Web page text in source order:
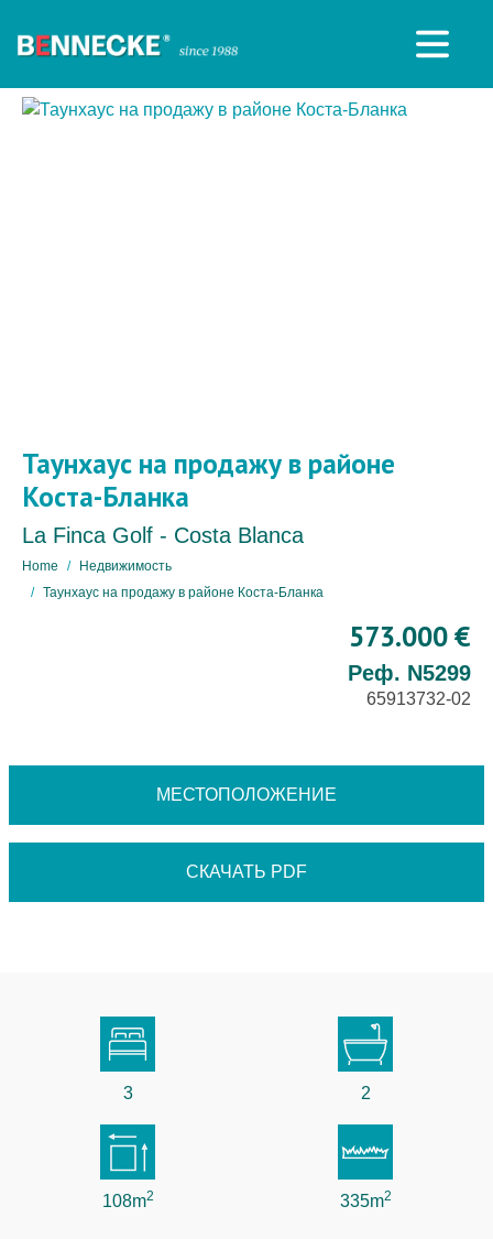
Таунхаус на продажу в районе
Коста-Бланка
La Finca Golf - Costa Blanca
Home
Недвижимость
Таунхаус на продажу в районе Коста-Бланка
573.000 €
Реф. N5299
65913732-02
МЕСТОПОЛОЖЕНИЕ
СКАЧАТЬ PDF
3 2
108m2 335m2